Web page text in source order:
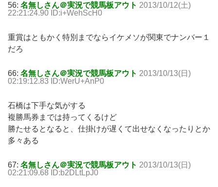
56: 名無しさん＠実況で競馬板アウト 2013/10/12(土)
22:21:24.90 ID:i+WehScH0
重賞はともかく特別までならイケメソが関東でナンバー１
だろ
66: 名無しさん＠実況で競馬板アウト 2013/10/13(日)
02:19:12.83 ID:WerU+AnP0
石橋は下手な気がする
複勝馬券までは持ってくるけど
勝たせるとなると、仕掛けが遅くて出せなくなったりとか
多々ある
67: 名無しさん＠実況で競馬板アウト 2013/10/13(日)
02:21:09.68 ID:b2DLtLpJ0